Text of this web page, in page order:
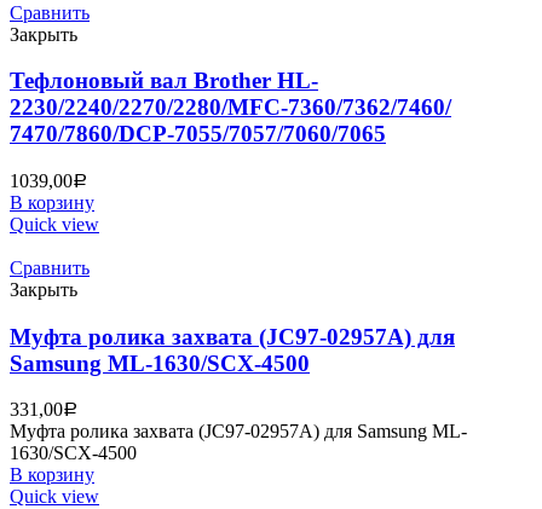
Сравнить
Закрыть
Тефлоновый вал Brother HL-
2230/2240/2270/2280/MFC-7360/7362/7460/
7470/7860/DCP-7055/7057/7060/7065
1039,00Р
В корзину
Quick view
Сравнить
Закрыть
Муфта ролика захвата (JC97-02957A) для
Samsung ML-1630/SCX-4500
331,00Р
Муфта ролика захвата (JC97-02957A) для Samsung ML-
1630/SCX-4500
В корзину
Quick view